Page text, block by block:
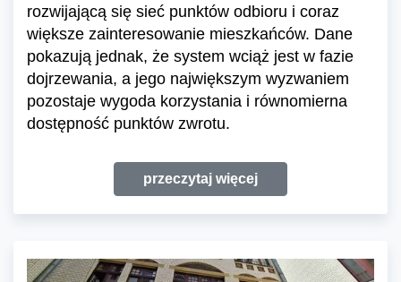
rozwijającą się sieć punktów odbioru i coraz
większe zainteresowanie mieszkańców. Dane
pokazują jednak, że system wciąż jest w fazie
dojrzewania, a jego największym wyzwaniem
pozostaje wygoda korzystania i równomierna
dostępność punktów zwrotu.
przeczytaj więcej